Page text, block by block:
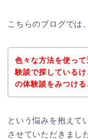
こちらのブログでは、
色々な方法を使っ
験談で探している
の体験談をみつける
という悩みを抱えて
させていただきまし